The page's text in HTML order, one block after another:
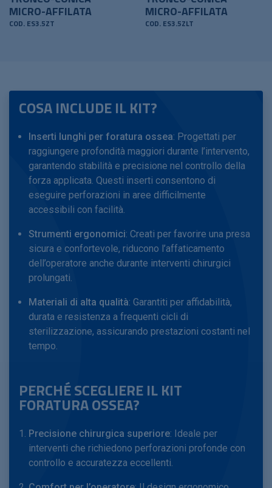
MICRO-AFFILATA
COD. ES3.5ZT
MICRO-AFFILATA
COD. ES3.5ZLT
COSA INCLUDE IL KIT?
Inserti lunghi per foratura ossea: Progettati per
raggiungere profondità maggiori durante l’intervento,
garantendo stabilità e precisione nel controllo della
forza applicata. Questi inserti consentono di
eseguire perforazioni in aree difficilmente
accessibili con facilità.
Strumenti ergonomici: Creati per favorire una presa
sicura e confortevole, riducono l’affaticamento
dell’operatore anche durante interventi chirurgici
prolungati.
Materiali di alta qualità: Garantiti per affidabilità,
durata e resistenza a frequenti cicli di
sterilizzazione, assicurando prestazioni costanti nel
tempo.
PERCHÉ SCEGLIERE IL KIT
FORATURA OSSEA?
Precisione chirurgica superiore: Ideale per
interventi che richiedono perforazioni profonde con
controllo e accuratezza eccellenti.